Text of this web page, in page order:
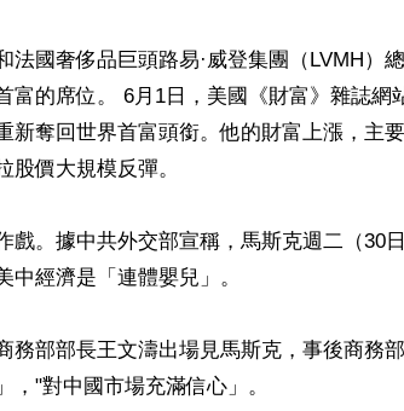
法國奢侈品巨頭路易·威登集團（LVMH）
富的席位。 6月1日，美國《財富》雜誌網
新奪回世界首富頭銜。他的財富上漲，主
股價大規模反彈。
戲。據中共外交部宣稱，馬斯克週二（30
中經濟是「連體嬰兒」。
務部部長王文濤出場見馬斯克，事後商務
，"對中國市場充滿信心」。